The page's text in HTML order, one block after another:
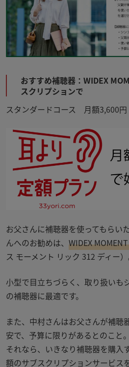
おすすめ補聴器： WIDEX
スクリプションで
スタンダードコース 月額3,600円
お父さんに補聴器を使ってもらい
んへのお勧めは、 WIDEX
ス モーメント リック 312 ディー）
小型で目立ちづらく、取り扱いも
の補聴器に最適です。
また、中村さんはお父さんが補聴
安で、予算に限りがあるとのこと。
それなら、いきなり補聴器を購入
額のサブスクリプションサービス